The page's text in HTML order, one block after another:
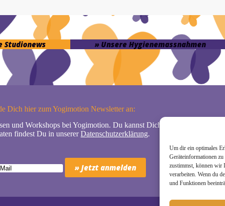
Um dir ein optimales
Geräteinformationen
zustimmst, können wir
verarbeiten. Wenn du
und Funktionen
Studionews » Unsere Hygienemassnahmen
Dich hier zum Yogimotion Newsletter an:
und Workshops bei Yogimotion. Du kannst Dich natürlich jederzeit
findest Du in unsererDatenschutzerklärung.